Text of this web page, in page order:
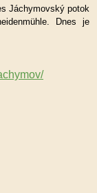
Jáchymovský potok
Dnes je